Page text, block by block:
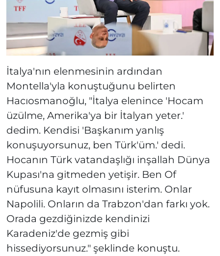
İtalya'nın elenmesinin ardından
Montella'yla konuştuğunu belirten
Hacıosmanoğlu, "İtalya elenince 'Hocam
üzülme, Amerika'ya bir İtalyan yeter.'
dedim. Kendisi 'Başkanım yanlış
konuşuyorsunuz, ben Türk'üm.' dedi.
Hocanın Türk vatandaşlığı inşallah Dünya
Kupası'na gitmeden yetişir. Ben Of
nüfusuna kayıt olmasını isterim. Onlar
Napolili. Onların da Trabzon'dan farkı yok.
Orada gezdiğinizde kendinizi
Karadeniz'de gezmiş gibi
hissediyorsunuz." şeklinde konuştu.